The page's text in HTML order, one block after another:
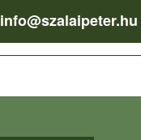
info@szalaipeter.hu